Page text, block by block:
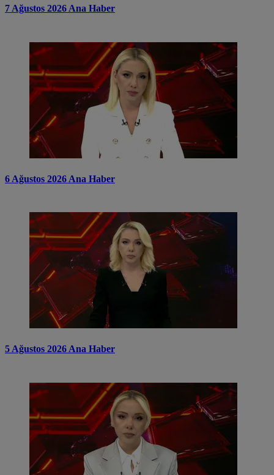
7 Ağustos 2026 Ana Haber
6 Ağustos 2026 Ana Haber
5 Ağustos 2026 Ana Haber